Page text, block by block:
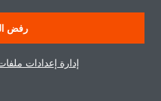
رفض
إدارة إعدادات